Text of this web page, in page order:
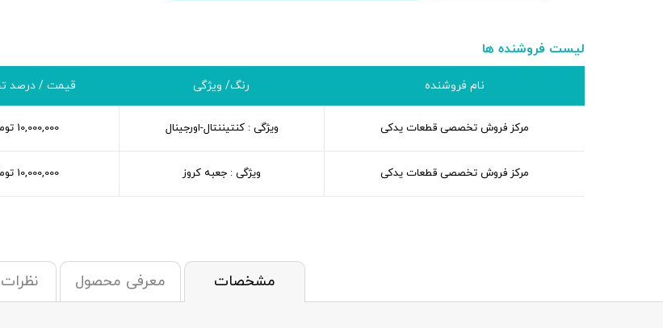
لیست فروشنده ها
نام فروشنده رنگ/ ویژگی قیمت / درصد
مرکز فروش تخصصی قطعات یدکی ویژگی : کنتیننتال-اورجینال 10,000,000
مرکز فروش تخصصی قطعات یدکی ویژگی : جعبه کروز 10,000,000
مشخصات معرفی محصول نظرات